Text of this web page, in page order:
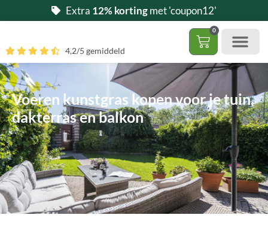
naar
inhoud
Extra 12% kortingmet 'coupon12'
0
4,2/5 gemiddeld
Voeren kunstgras kopen voor je tuin,
dakterras en balkon